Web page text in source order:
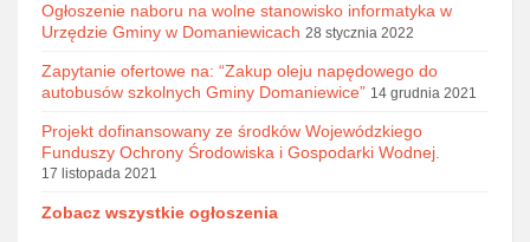
Ogłoszenie naboru na wolne stanowisko informatyka w
Urzędzie Gminy w Domaniewicach 28 stycznia 2022
Zapytanie ofertowe na: “Zakup oleju napędowego do
autobusów szkolnych Gminy Domaniewice” 14 grudnia 2021
Projekt dofinansowany ze środków Wojewódzkiego
Funduszy Ochrony Środowiska i Gospodarki Wodnej.
17 listopada 2021
Zobacz wszystkie ogłoszenia